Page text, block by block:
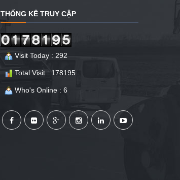
THỐNG KÊ TRUY CẬP
Visit Today : 292
Total Visit : 178195
Who's Online : 6